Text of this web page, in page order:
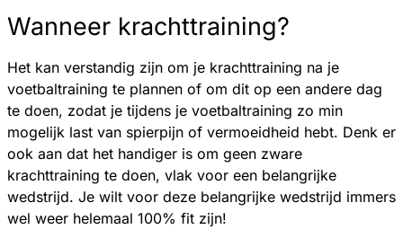
Wanneer krachttraining?
Het kan verstandig zijn om je krachttraining na je
voetbaltraining te plannen of om dit op een andere dag
te doen, zodat je tijdens je voetbaltraining zo min
mogelijk last van spierpijn of vermoeidheid hebt. Denk er
ook aan dat het handiger is om geen zware
krachttraining te doen, vlak voor een belangrijke
wedstrijd. Je wilt voor deze belangrijke wedstrijd immers
wel weer helemaal 100% fit zijn!